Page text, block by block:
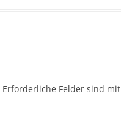
Erforderliche Felder sind mit